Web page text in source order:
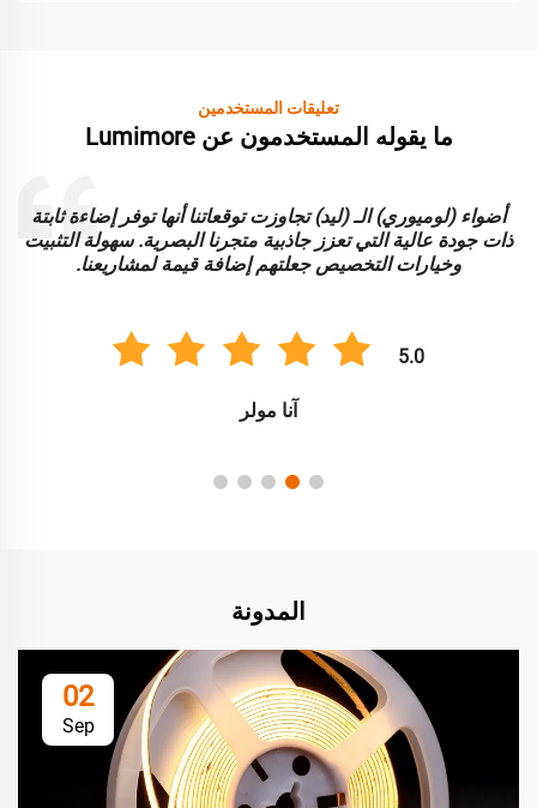
تعليقات المستخدمين
ما يقوله المستخدمون عن Lumimore
أضواء (لوميوري) الـ (ليد) تجاوزت توقعاتنا أنها توفر إضاءة ثابتة
ذات جودة عالية التي تعزز جاذبية متجرنا البصرية. سهولة التثبيت
وخيارات التخصيص جعلتهم إضافة قيمة لمشاريعنا.
5.0
آنا مولر
المدونة
02
Sep